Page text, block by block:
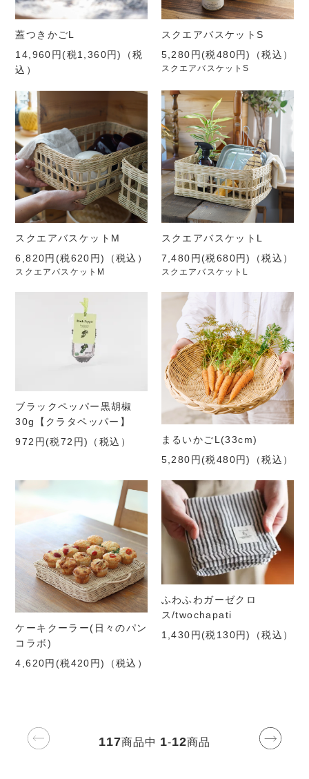
蓋つきかごL
14,960円(税1,360円)
（税
込）
スクエアバスケットS
5,280円(税480円)
（税込）
スクエアバスケットS
スクエアバスケットM
6,820円(税620円)
（税込）
スクエアバスケットM
スクエアバスケットL
7,480円(税680円)
（税込）
スクエアバスケットL
ブラックペッパー黒胡椒
30g【クラタペッパー】
972円(税72円)
（税込）
まるいかごL(33cm)
5,280円(税480円)
（税込）
ケーキクーラー(日々のパン
コラボ)
4,620円(税420円)
（税込）
ふわふわガーゼクロ
ス/twochapati
1,430円(税130円)
（税込）
117商品中 1-12商品